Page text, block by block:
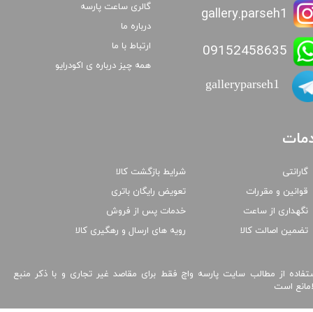
09152458635
gallery.parseh1
از مطالب سایت پارسه واچ فقط برای مقاصد غیر تجاری و با ذکر منبع
است
گارانتی
قوانین و مقررات
نگهداری از ساعت
تضمین اصالت کالا
گالری ساعت پارسه
درباره ما
ارتباط با ما
همه چیز درباره ی اکودرایو
galleryparseh1
شرایط بازگشت کالا
تعویض رایگان باتری
خدمات پس از فروش
رویه های ارسال و رهگیری کالا